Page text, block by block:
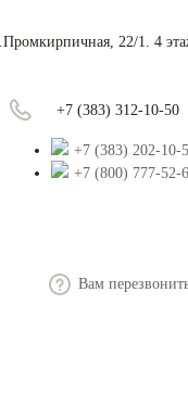
22/1. 4
+7 (383) 312-10-50
+7 (383) 202-10-
+7 (800) 777-52-
Вам